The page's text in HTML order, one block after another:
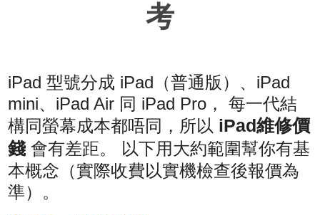
考
iPad 型號分成 iPad（普通版）、iPad
mini、iPad Air 同 iPad Pro， 每一代結
構同螢幕成本都唔同，所以 iPad維修價
錢 會有差距。 以下用大約範圍幫你有基
本概念（實際收費以實機檢查後報價為
準）。